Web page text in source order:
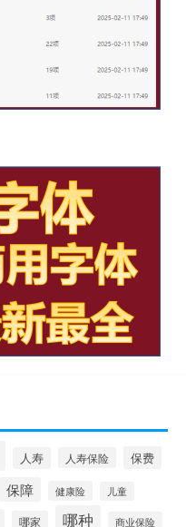
人寿 人寿保险 保费
保障 健康险 儿童
哪家 哪种
商业保险